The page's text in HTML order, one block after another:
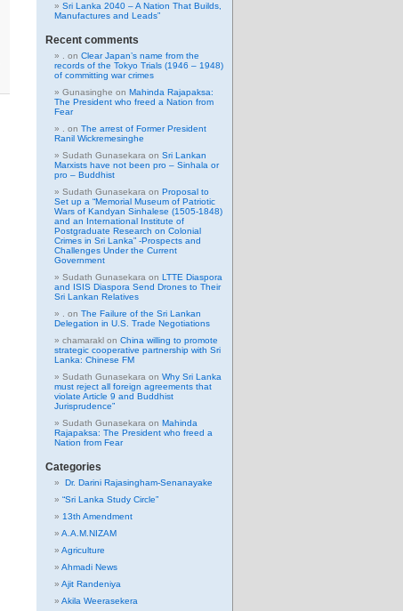
Sri Lanka 2040 – A Nation That Builds,
Manufactures and Leads”
Recent comments
on Clear Japan’s name from the
records of the Tokyo Trials (1946 – 1948)
of committing war crimes
Gunasinghe on Mahinda Rajapaksa:
The President who freed a Nation from
Fear
on The arrest of Former President
Ranil Wickremesinghe
Sudath Gunasekara on Sri Lankan
Marxists have not been pro – Sinhala or
pro – Buddhist
Sudath Gunasekara on Proposal to
Set up a “Memorial Museum of Patriotic
Wars of Kandyan Sinhalese (1505-1848)
and an International Institute of
Postgraduate Research on Colonial
Crimes in Sri Lanka” -Prospects and
Challenges Under the Current
Government
Sudath Gunasekara on LTTE Diaspora
and ISIS Diaspora Send Drones to Their
Sri Lankan Relatives
on The Failure of the Sri Lankan
Delegation in U.S. Trade Negotiations
chamarakl on China willing to promote
strategic cooperative partnership with Sri
Lanka: Chinese FM
Sudath Gunasekara on Why Sri Lanka
must reject all foreign agreements that
violate Article 9 and Buddhist
Jurisprudence”
Sudath Gunasekara on Mahinda
Rajapaksa: The President who freed a
Nation from Fear
Categories
Dr. Darini Rajasingham-Senanayake
“Sri Lanka Study Circle”
13th Amendment
A.A.M.NIZAM
Agriculture
Ahmadi News
Ajit Randeniya
Akila Weerasekera